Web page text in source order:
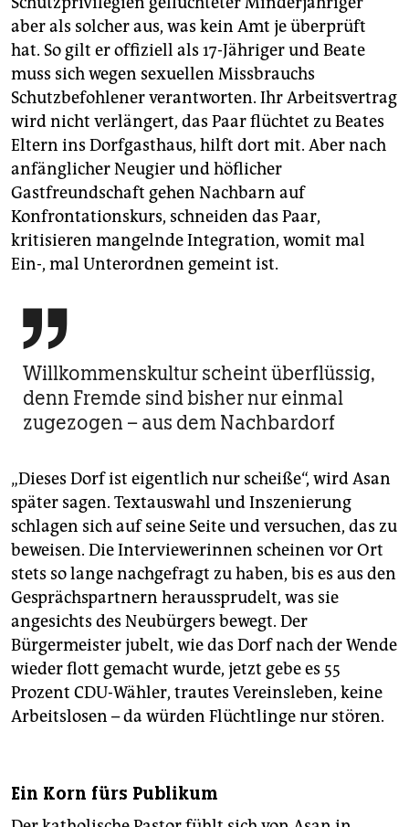
aber als solcher aus, was kein Amt je überprüft
hat. So gilt er offiziell als 17-Jähriger und Beate
muss sich wegen sexuellen Missbrauchs
Schutzbefohlener verantworten. Ihr Arbeitsvertrag
wird nicht verlängert, das Paar flüchtet zu Beates
Eltern ins Dorfgasthaus, hilft dort mit. Aber nach
anfänglicher Neugier und höflicher
Gastfreundschaft gehen Nachbarn auf
Konfrontationskurs, schneiden das Paar,
kritisieren mangelnde Integration, womit mal
Ein-, mal Unterordnen gemeint ist.

Willkommenskultur scheint überflüssig,
denn Fremde sind bisher nur einmal
zugezogen – aus dem Nachbardorf
„Dieses Dorf ist eigentlich nur scheiße“, wird Asan
später sagen. Textauswahl und Inszenierung
schlagen sich auf seine Seite und versuchen, das zu
beweisen. Die Interviewerinnen scheinen vor Ort
stets so lange nachgefragt zu haben, bis es aus den
Gesprächspartnern heraussprudelt, was sie
angesichts des Neubürgers bewegt. Der
Bürgermeister jubelt, wie das Dorf nach der Wende
wieder flott gemacht wurde, jetzt gebe es 55
Prozent CDU-Wähler, trautes Vereinsleben, keine
Arbeitslosen – da würden Flüchtlinge nur stören.
Ein Korn fürs Publikum